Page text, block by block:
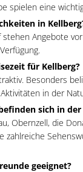
spielen eine
in
stehen Angebote
für Kellberg?
Besonders
in der
sich in der
Obernzell, die
zahlreiche
geeignet?